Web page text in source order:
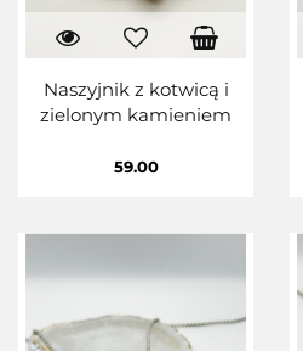
Naszyjnik z kotwicą i
zielonym kamieniem
59.00